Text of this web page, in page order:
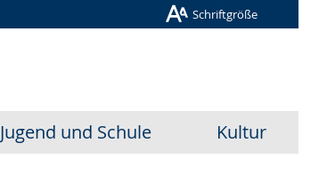
Schriftgröße
Jugend und Schule Kultur